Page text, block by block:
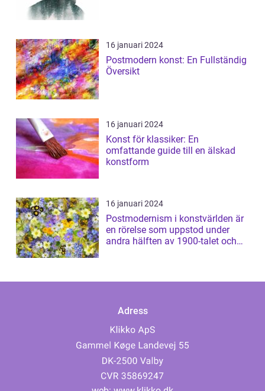
16 januari 2024
Postmodern konst: En Fullständig
Översikt
16 januari 2024
Konst för klassiker: En
omfattande guide till en älskad
konstform
16 januari 2024
Postmodernism i konstvärlden är
en rörelse som uppstod under
andra hälften av 1900-talet och
Adress